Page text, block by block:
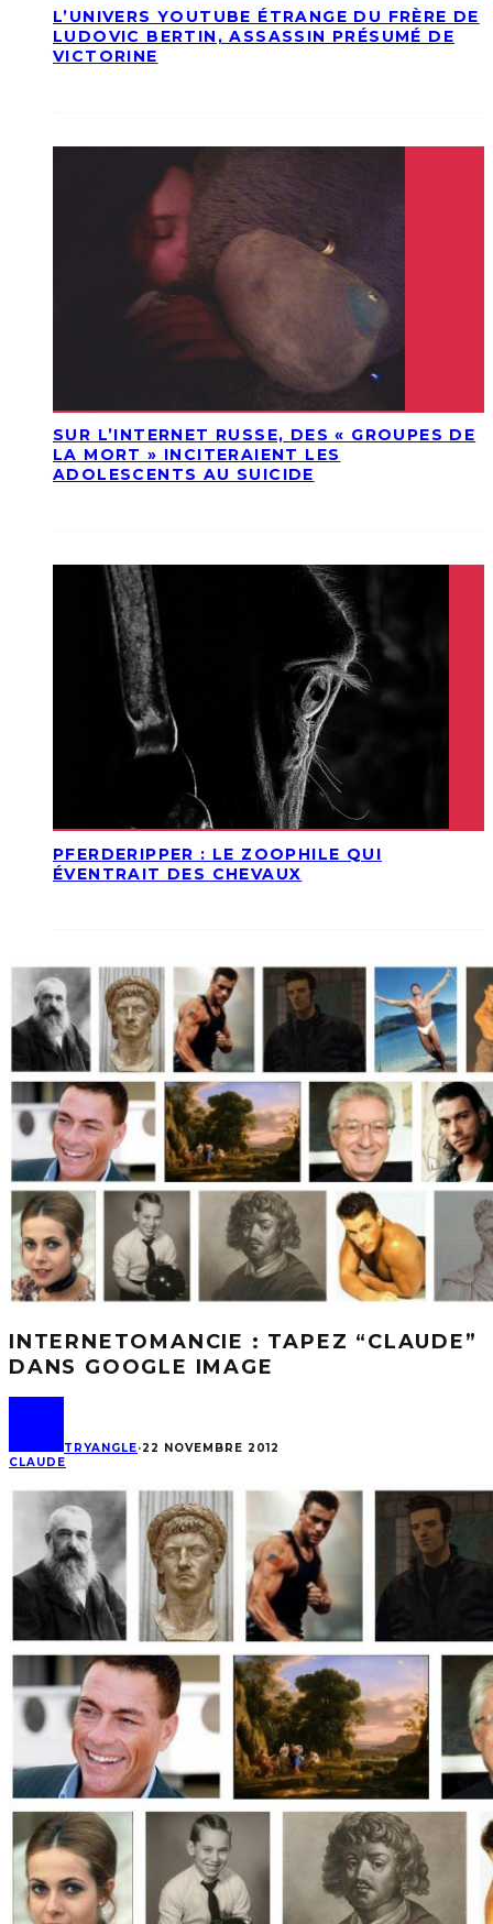
L’UNIVERS YOUTUBE ÉTRANGE DU FRÈRE DE
LUDOVIC BERTIN, ASSASSIN PRÉSUMÉ DE
VICTORINE
SUR L’INTERNET RUSSE, DES « GROUPES DE
LA MORT » INCITERAIENT LES
ADOLESCENTS AU SUICIDE
PFERDERIPPER : LE ZOOPHILE QUI
ÉVENTRAIT DES CHEVAUX
INTERNETOMANCIE : TAPEZ “CLAUDE”
DANS GOOGLE IMAGE
TRYANGLE·22 NOVEMBRE 2012
CLAUDE